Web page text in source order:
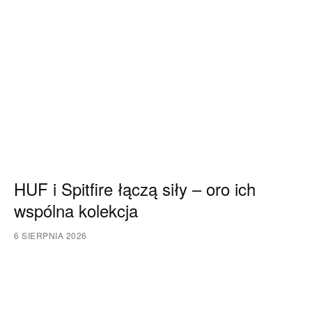
HUF i Spitfire łączą siły – oro ich
wspólna kolekcja
6 SIERPNIA 2026